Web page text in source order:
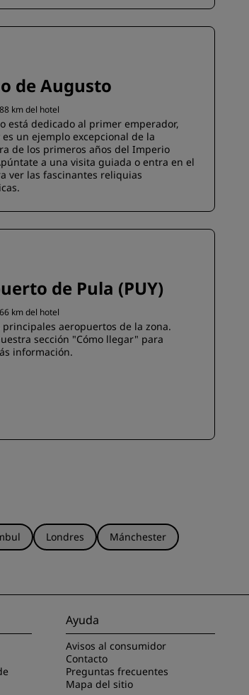
de Augusto
km del hotel
está dedicado al primer emperador,
un ejemplo excepcional de la
de los primeros años del Imperio
a una visita guiada o entra en el
ver las fascinantes reliquias
de Pula (PUY)
km del hotel
principales aeropuertos de la zona.
sección "Cómo llegar" para
información.
Londres
Mánchester
Ayuda
Avisos al consumidor
Contacto
Preguntas frecuentes
Mapa del sitio